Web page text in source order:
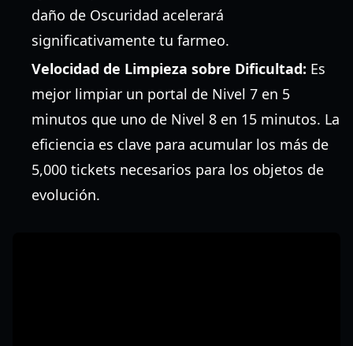
daño de Oscuridad acelerará
significativamente tu farmeo.
Velocidad de Limpieza sobre Dificultad: Es
mejor limpiar un portal de Nivel 7 en 5
minutos que uno de Nivel 8 en 15 minutos. La
eficiencia es clave para acumular los más de
5,000 tickets necesarios para los objetos de
evolución.